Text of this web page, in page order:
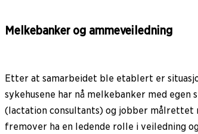
Melkebanker og ammeveiledning
Etter at samarbeidet ble etablert er
sykehusene har nå melkebanker med
(lactation consultants) og jobber målrettet
fremover ha en ledende rolle i veiledning